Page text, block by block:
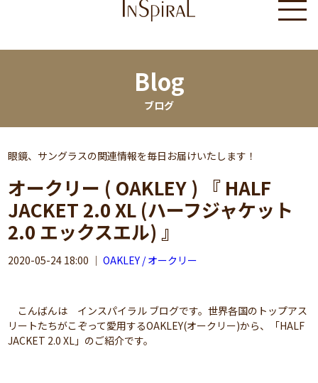
Blog
ブログ
眼鏡、サングラスの関連情報を毎日お届けいたします！
オークリー ( OAKLEY ) 『 HALF
JACKET 2.0 XL (ハーフジャケット
2.0 エックスエル) 』
2020-05-24 18:00 ｜OAKLEY / オークリー
こんばんは インスパイラル ブログです。世界各国のトップアス
リートたちがこぞって愛用するOAKLEY(オークリー)から、「HALF
JACKET 2.0 XL」のご紹介です。